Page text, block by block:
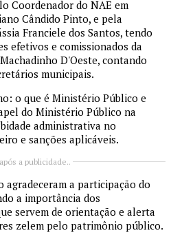
Coordenador do NAE em
Cândido Pinto, e pela
Franciele dos Santos, tendo
efetivos e comissionados da
D'Oeste, contando
municipais.
o que é Ministério Público e
do Ministério Público na
administrativa no
e sanções aplicáveis.
a publicidade..
agradeceram a participação do
a importância dos
servem de orientação e alerta
zelem pelo patrimônio público.